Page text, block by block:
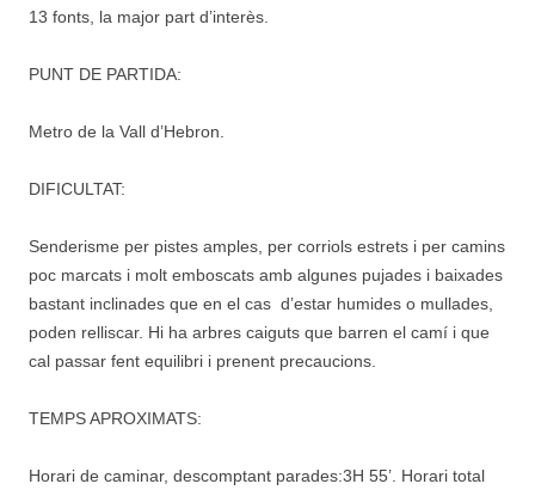
13 fonts, la major part d’interès.
PUNT DE PARTIDA:
Metro de la Vall d’Hebron.
DIFICULTAT:
Senderisme per pistes amples, per corriols estrets i per camins
poc marcats i molt emboscats amb algunes pujades i baixades
bastant inclinades que en el cas d’estar humides o mullades,
poden relliscar. Hi ha arbres caiguts que barren el camí i que
cal passar fent equilibri i prenent precaucions.
TEMPS APROXIMATS:
Horari de caminar, descomptant parades:3H 55’. Horari total